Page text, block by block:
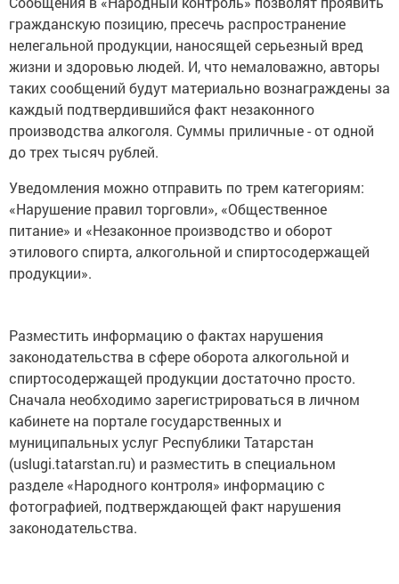
гражданскую позицию, пресечь распространение
нелегальной продукции, наносящей серьезный вред
жизни и здоровью людей. И, что немаловажно, авторы
таких сообщений будут материально вознаграждены за
каждый подтвердившийся факт незаконного
производства алкоголя. Суммы приличные - от одной
до трех тысяч рублей.
Уведомления можно отправить по трем категориям:
«Нарушение правил торговли», «Общественное
питание» и «Незаконное производство и оборот
этилового спирта, алкогольной и спиртосодержащей
продукции».
Разместить информацию о фактах нарушения
законодательства в сфере оборота алкогольной и
спиртосодержащей продукции достаточно просто.
Сначала необходимо зарегистрироваться в личном
кабинете на портале государственных и
муниципальных услуг Республики Татарстан
(uslugi.tatarstan.ru) и разместить в специальном
разделе «Народного контроля» информацию с
фотографией, подтверждающей факт нарушения
законодательства.